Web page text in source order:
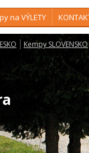
na VÝLETY
Kempy SLOVENSKO